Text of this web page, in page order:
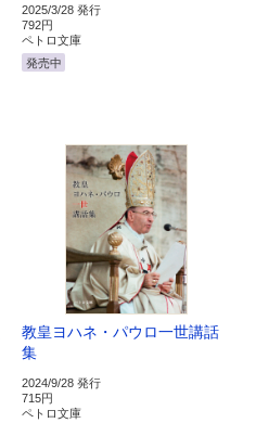
2025/3/28 発行
792円
ペトロ文庫
発売中
教皇ヨハネ・パウロ一世講話
集
2024/9/28 発行
715円
ペトロ文庫